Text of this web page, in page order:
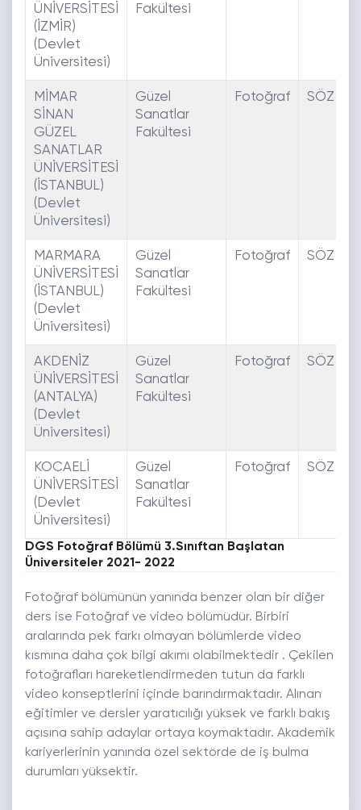
ÜNİVERSİTESİ
(İZMİR)
(Devlet
Üniversitesi)
Fakültesi
MİMAR
SİNAN
GÜZEL
SANATLAR
ÜNİVERSİTESİ
(İSTANBUL)
(Devlet
Üniversitesi)
Güzel
Sanatlar
Fakültesi
Fotoğraf SÖZ
MARMARA
ÜNİVERSİTESİ
(İSTANBUL)
(Devlet
Üniversitesi)
Güzel
Sanatlar
Fakültesi
Fotoğraf SÖZ
AKDENİZ
ÜNİVERSİTESİ
(ANTALYA)
(Devlet
Üniversitesi)
Güzel
Sanatlar
Fakültesi
Fotoğraf SÖZ
KOCAELİ
ÜNİVERSİTESİ
(Devlet
Üniversitesi)
Güzel
Sanatlar
Fakültesi
Fotoğraf SÖZ
DGS Fotoğraf Bölümü 3.Sınıftan Başlatan
Üniversiteler 2021- 2022
Fotoğraf bölümünün yanında benzer olan bir diğer
ders ise Fotoğraf ve video bölümüdür. Birbiri
aralarında pek farkı olmayan bölümlerde video
kısmına daha çok bilgi akımı olabilmektedir . Çekilen
fotoğrafları hareketlendirmeden tutun da farklı
video konseptlerini içinde barındırmaktadır. Alınan
eğitimler ve dersler yaratıcılığı yüksek ve farklı bakış
açısına sahip adaylar ortaya koymaktadır. Akademik
kariyerlerinin yanında özel sektörde de iş bulma
durumları yüksektir.